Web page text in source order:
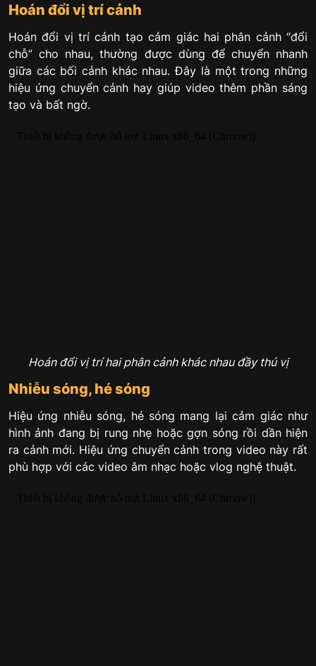
Hoán đổi vị trí cảnh
Hoán đổi vị trí cảnh tạo cảm giác hai phân cảnh “đổi
chỗ” cho nhau, thường được dùng để chuyển nhanh
giữa các bối cảnh khác nhau. Đây là một trong những
hiệu ứng chuyển cảnh hay giúp video thêm phần sáng
tạo và bất ngờ.
Hoán đổi vị trí hai phân cảnh khác nhau đầy thú vị
Nhiễu sóng, hé sóng
Hiệu ứng nhiễu sóng, hé sóng mang lại cảm giác như
hình ảnh đang bị rung nhẹ hoặc gợn sóng rồi dần hiện
ra cảnh mới. Hiệu ứng chuyển cảnh trong video này rất
phù hợp với các video âm nhạc hoặc vlog nghệ thuật.